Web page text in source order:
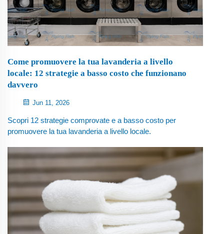
Come promuovere la tua lavanderia a livello
locale: 12 strategie a basso costo che funzionano
davvero
Jun 11, 2026
Scopri 12 strategie comprovate e a basso costo per
promuovere la tua lavanderia a livello locale.
l'utilizzo di WhatsApp Business fino a programmi fedeltà
e partnership con la comunità, per favorire una crescita
reale dei clienti.